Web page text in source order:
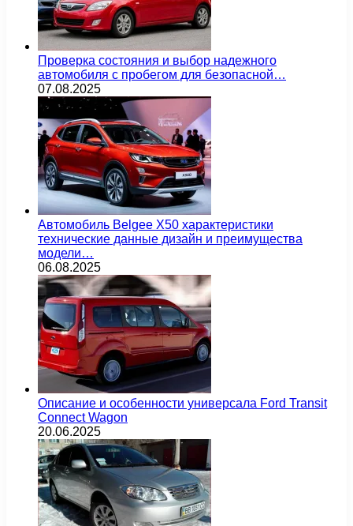
Проверка состояния и выбор надежного
автомобиля с пробегом для безопасной…
07.08.2025
Автомобиль Belgee X50 характеристики
технические данные дизайн и преимущества
модели…
06.08.2025
Описание и особенности универсала Ford Transit
Connect Wagon
20.06.2025